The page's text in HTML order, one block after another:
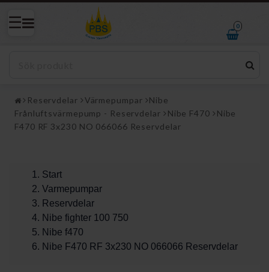
0
Reservdelar Värmepumpar
Nibe
Frånluftsvärmepump - Reservdelar
Nibe F470
Nibe
F470 RF 3x230 NO 066066 Reservdelar
Start
Varmepumpar
Reservdelar
Nibe fighter 100 750
Nibe f470
Nibe F470 RF 3x230 NO 066066 Reservdelar